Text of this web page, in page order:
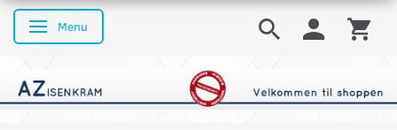
Skifte navigation
Menu